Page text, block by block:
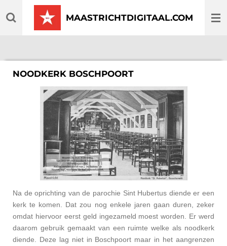
direct
MAASTRICHTDIGITAAL.COM
NOODKERK BOSCHPOORT
Na de oprichting van de parochie Sint Hubertus diende er een
kerk te komen. Dat zou nog enkele jaren gaan duren, zeker
omdat hiervoor eerst geld ingezameld moest worden. Er werd
daarom gebruik gemaakt van een ruimte welke als noodkerk
diende. Deze lag niet in Boschpoort maar in het aangrenzen